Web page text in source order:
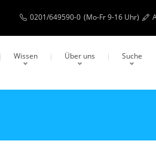
0201/649590-0 (Mo-Fr 9-16 Uhr)
Wissen Über uns Suche